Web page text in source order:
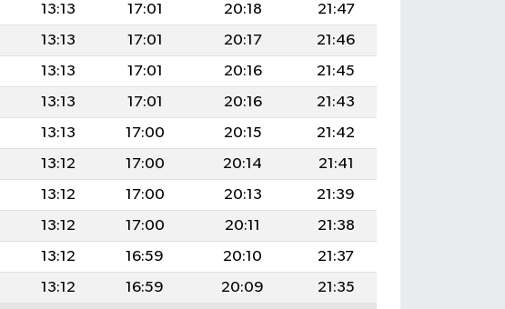
13:13 17:01 20:18
21:47
13:13 17:01 20:17
21:46
13:13 17:01 20:16
21:45
13:13 17:01 20:16
21:43
13:13 17:00 20:15
21:42
13:12 17:00 20:14
21:41
13:12 17:00 20:13
21:39
13:12 17:00 20:11
21:38
13:12 16:59 20:10
21:37
13:12 16:59 20:09
21:35